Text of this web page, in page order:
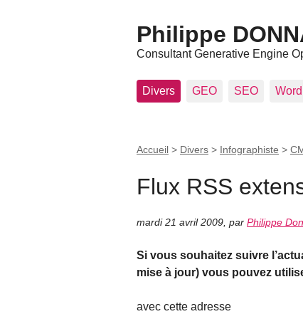
Philippe
Consultant Generative Engine
Divers GEO SEO
Accueil > Divers > Infographiste >
Flux RSS
mardi 21 avril 2009 par Philippe
Si vous souhaitez suivre
mise à jour) vous pouvez
avec cette adresse